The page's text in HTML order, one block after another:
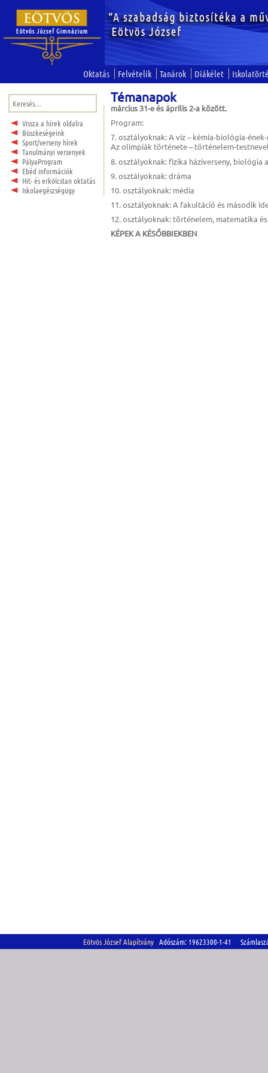
Oktatás Felvételik Tanárok Diákélet
Keresés:
Vissza a hírek oldalra
Büszkeségeink
Sport/verseny hírek
Tanulmányi versenyek
PályaProgram
Ebéd információk
Hit- és erkölcstan oktatás
Iskolaegészségügy
Témanapok
március 31-e és április 2-a között.
Program:
7. osztályoknak: A víz – kémia-biológia-
Az olimpiák története – történelem-
8. osztályoknak: fizika háziverseny,
9. osztályoknak: dráma
10. osztályoknak: média
11. osztályoknak: A fakultáció és második
12. osztályoknak: történelem, matematika
KÉPEK A KÉSŐBBIEKBEN
Eötvös József Alapítvány Adószám: 19623300-1-41